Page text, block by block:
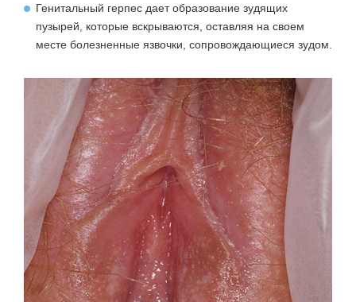
Генитальный герпес дает образование зудящих
пузырей, которые вскрываются, оставляя на своем
месте болезненные язвочки, сопровождающиеся зудом.